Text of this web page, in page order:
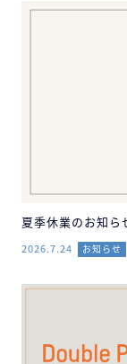
夏季休業のお知ら
2026.7.24 お知らせ